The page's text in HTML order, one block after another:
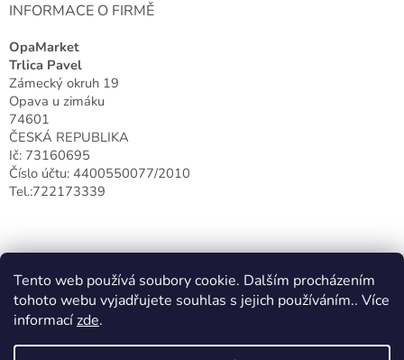
Tento web používá soubory cookie. Dalším procházením
tohoto webu vyjadřujete souhlas s jejich používáním.. Více
informacízde.
INFORMACE O FIRMĚ
OpaMarket
Trlica Pavel
Zámecký okruh 19
Opava u zimáku
74601
ČESKÁ REPUBLIKA
Ič: 73160695
Číslo účtu: 4400550077/2010
Tel.:722173339